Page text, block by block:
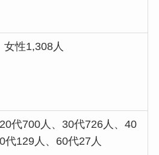
女性1,308人
代700人、30代726人、40
代129人、60代27人